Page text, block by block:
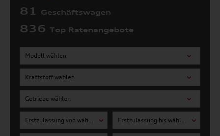
81 Geschäftswagen
836 Top Ratenangebote
Modell wählen
Kraftstoff wählen
Getriebe wählen
Erstzulassung von wählen Erstzulassung bis wählen